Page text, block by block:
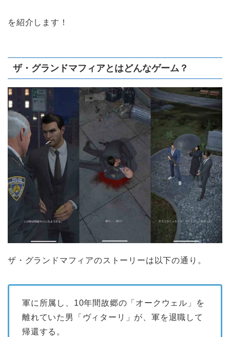
を紹介します！
ザ・グランドマフィアとはどんなゲーム？
ザ・グランドマフィアのストーリーは以下の通り。
軍に所属し、10年間故郷の「オークウェル」を
離れていた男「ヴィターリ」が、軍を退職して
帰還する。